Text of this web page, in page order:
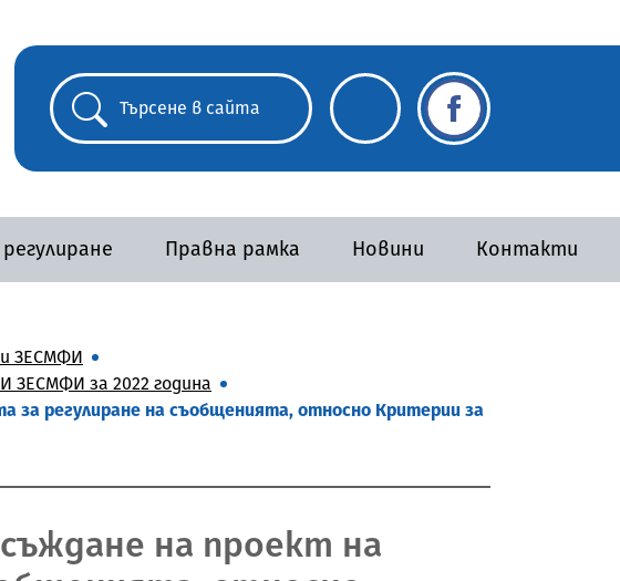
Правна рамка Новини Контакти
ЗЕСМФИ
ЗЕСМФИ за 2022 година
за регулиране на съобщенията, относно Критерии за
на проект на